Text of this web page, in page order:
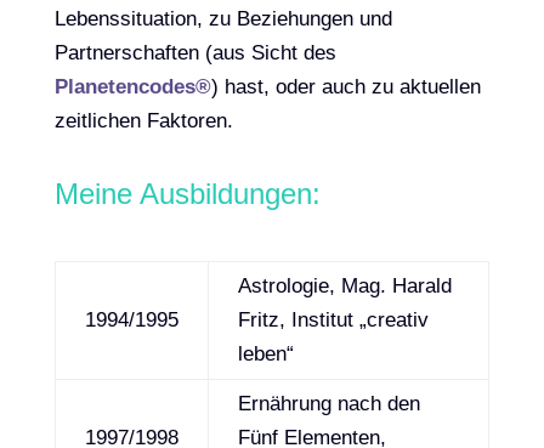
Lebenssituation, zu Beziehungen und
Partnerschaften (aus Sicht des
Planetencodes®) hast, oder auch zu aktuellen
zeitlichen Faktoren.
Meine Ausbildungen:
1994/1995
Astrologie, Mag. Harald
Fritz, Institut „creativ
leben“
1997/1998
Ernährung nach den
Fünf Elementen,